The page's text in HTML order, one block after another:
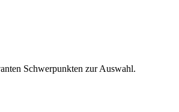
Schwerpunkten zur Auswahl.